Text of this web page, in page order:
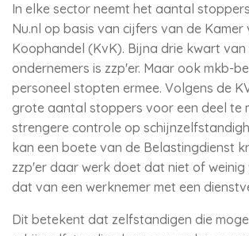
In elke sector neemt het aantal
Nu.nl op basis van cijfers van de Kamer
Koophandel (KvK). Bijna drie kwart
ondernemers is zzp'er. Maar ook mkb-
personeel stopten ermee. Volgens de
grote aantal stoppers voor een deel te
strengere controle op
kan een boete van de Belastingdienst
zzp'er daar werk doet dat niet of weinig
dat van een werknemer met een
Dit betekent dat zelfstandigen die